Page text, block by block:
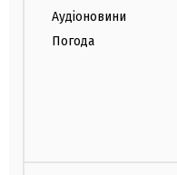
Аудіоновини
Погода